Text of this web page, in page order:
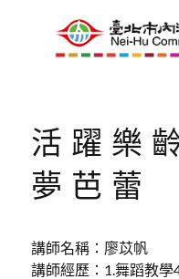
活躍樂
夢芭蕾
講師名稱：廖苡帆
講師經歷：1.舞蹈教學